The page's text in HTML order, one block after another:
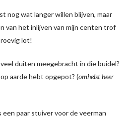
nog wat langer willen blijven, maar
van het inlijven van mijn centen trof
lot!
veel duiten meegebracht in die buidel?
aarde hebt opgepot? (omhelst heer
een paar stuiver voor de veerman